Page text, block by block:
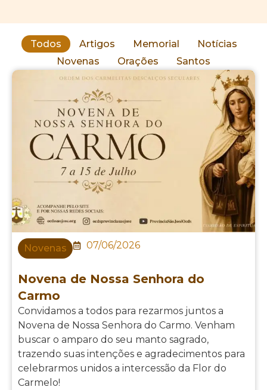
Artigos Memorial
Notícias
Novenas
Orações Santos
Todos
Novenas 07/06/2026
Novena de Nossa Senhora do
Carmo
Convidamos a todos para rezarmos juntos a
Novena de Nossa Senhora do Carmo. Venham
buscar o amparo do seu manto sagrado,
trazendo suas intenções e agradecimentos para
celebrarmos unidos a intercessão da Flor do
Carmelo!